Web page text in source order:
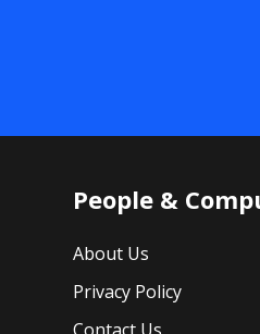
People &
About Us
Privacy Policy